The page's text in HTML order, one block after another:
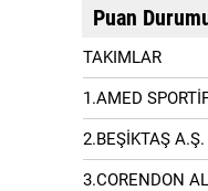
Puan
TAKIMLAR
1.AMED
2.BEŞİKTAŞ A.Ş.
3.CORENDON